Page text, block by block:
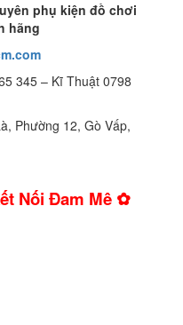
phụ kiện đồ chơi
hãng
345 – Kĩ Thuật 0798
Phường 12, Gò Vấp,
Nối Đam Mê ✿